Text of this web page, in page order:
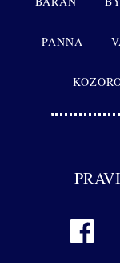
PANNA